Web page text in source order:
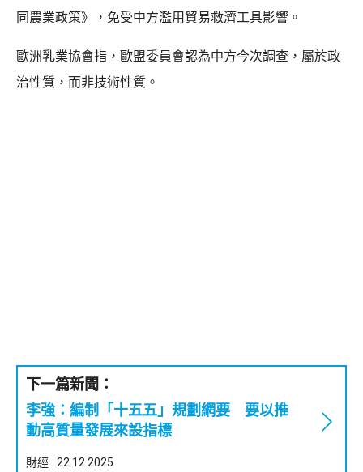
同農業政策》，免受中方濫用貿易救濟工具影響。
歐洲乳業協會指，歐盟委員會認為中方今次調查，屬於政
治性質，而非技術性質。
下一篇新聞：
李強：編制「十五五」規劃網要 要以推
動高質量發展來設指標
財經 22.12.2025